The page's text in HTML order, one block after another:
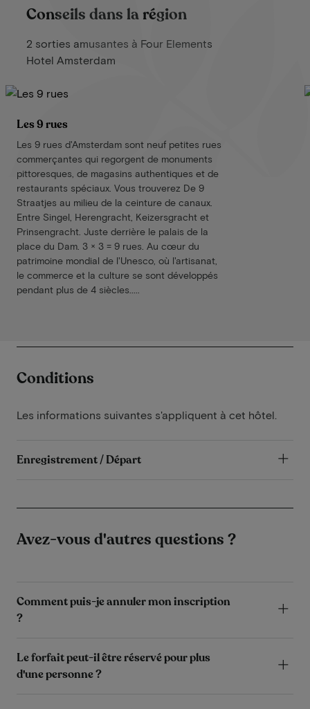
Conseils dans la région
2 sorties amusantes à Four Elements
Hotel Amsterdam
Les 9 rues
Les 9 rues d'Amsterdam sont neuf petites rues
commerçantes qui regorgent de monuments
pittoresques, de magasins authentiques et de
restaurants spéciaux. Vous trouverez De 9
Straatjes au milieu de la ceinture de canaux.
Entre Singel, Herengracht, Keizersgracht et
Prinsengracht. Juste derrière le palais de la
place du Dam. 3 × 3 = 9 rues. Au cœur du
patrimoine mondial de l'Unesco, où l'artisanat,
le commerce et la culture se sont développés
pendant plus de 4 siècles.....
Conditions
Les informations suivantes s'appliquent à cet hôtel.
Enregistrement / Départ
Avez-vous d'autres questions ?
Comment puis-je annuler mon inscription
?
Le forfait peut-il être réservé pour plus
d'une personne ?